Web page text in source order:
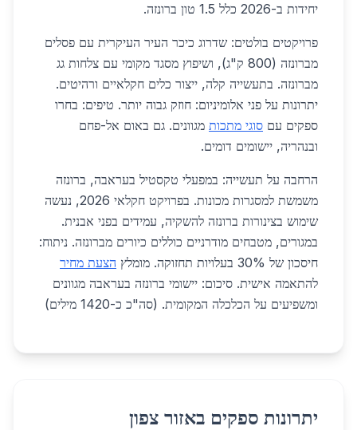
יחידות ב-2026 כלל 1.5 טון ברונזה.
פרויקטים בולטים: שדרוג כיכר העיר העיקרית עם פסלים
מברונזה (800 ק"ג), ושיפוץ מסגד מקומי עם צלחות גג
מברונזה. בתעשייה קלה, ייצור כלים חקלאיים ורהיטים.
יתרונות על פני אלומיניום: חוזק גבוה יותר. טיפים: בחרו
ספקים עם סוגי מתכות מגוונים. גם באום אל-פחם
ובנהריה, יישומים דומים.
הרחבה על תעשייה: במפעלי טקסטיל בעראבה, ברונזה
משמשת למסגרות מכונות. בפרויקט חקלאי 2026, נעשה
שימוש בצינורות ברונזה להשקיה, עמידים בפני אבנית.
במגורים, מטבחים מודרניים כוללים כיורים מברונזה. ניתוח:
חיסכון של 30% בעלויות תחזוקה. מומלץ
הצעת מחיר
להתאמה אישית. סיכום: יישומי ברונזה בעראבה מגוונים
ומשפיעים על הכלכלה המקומית. (סה"כ כ-1420 מילים)
יתרונות ספקים באזור צפון